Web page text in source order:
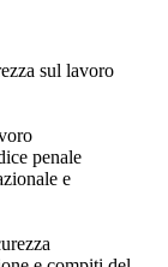
sul lavoro
penale
e